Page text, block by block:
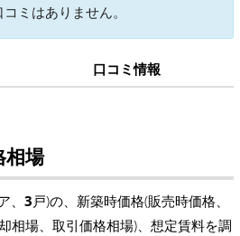
ミはありません。
口コミ情報
相場
、 3戸)の、新築時価格(販売時価格、
相場、取引価格相場)、想定賃料を調